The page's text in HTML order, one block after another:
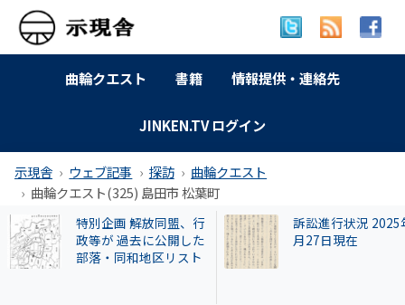
曲輪クエスト 書籍 情報提供・連絡先
JINKEN.TV ログイン
示現舎 ウェブ記事 探訪
曲輪クエスト
曲輪クエスト(325) 島田市 松葉町
訴訟進行状況 2025年9
月27日現在
【和牛投資トラブ
和歌山県議を信奉